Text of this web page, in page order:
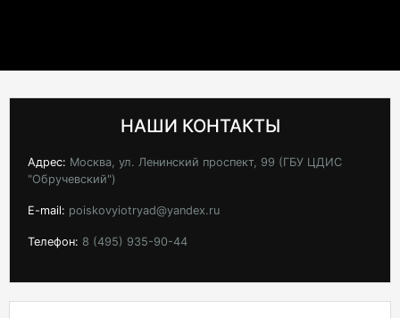
НАШИ КОНТАКТЫ
Адрес: Москва, ул. Ленинский проспект, 99 (ГБУ ЦДИС
"Обручевский")
E-mail: poiskovyiotryad@yandex.ru
Телефон: 8 (495) 935-90-44